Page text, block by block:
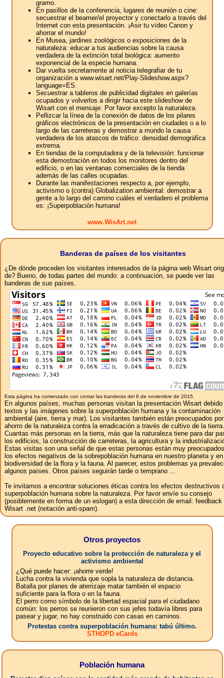
gramo.
En pasillos de la conferencia, lugares de reunión o cine:
secuestrar el beamer/el proyector y conectarlo a través del
Internet con esta presentación. ¡Asir tu vídeo Canon y
ahorrar el mundo!
En Musea, jardines zoológicos o exposiciones de la
naturaleza: educar a tus audiencias sobre la causa
verdadera de la extinción total biológica: aumento
exponencial de la especie humana.
Dar vuelta secretamente al noticia telegrafiar de tu
organización a www.wisart.net/Play-Slideshow.aspx?
language=ES.
Secuestrar a tableros de publicidad digitales en galerías
ocupados y volverlos a dirigir hacia este slideshow de
Wisart con el mensaje: Por favor excepto la naturaleza.
Pellizcar la línea de la conexión de datos de los pilares
gráficos electrónicos de la presentación en ciudades o a lo
largo de las carreteras y demostrar a mundo la causa
verdadera de los atascos de tráfico: densidad demográfica
extrema.
En tiendas de la computadora y de la televisión: funcionar
esta demostración en todos los monitores dentro del
edificio, o en las ventanas comerciales de la tienda
además de las calles ocupadas.
Durante las manifestaciones respecto a, por ejemplo,
activismo o (contra) Globalization ambiental: demostrar a
gente a lo largo del camino cuáles el verdadero el problema
es: ¡Superpoblación humana!
www.WisArt.net
Banderas de países de los visitantes
¿De dónde proceden los visitantes interesados ​​de la página web Wisart
de? Bueno, de todas partes del mundo: a continuación, se puede ver las
banderas de sus países.
Esta página ha comenzado con contar las banderas del 6 de noviembre de 2015.
En algunos países, muchas personas visitan la presentación Wisart
textos y las imágenes sobre la superpoblación humana y la contaminación
ambiental (aire, tierra y mar). Los visitantes también están preocupados
ahorro de la naturaleza contra la erradicación a través de cultivo de la tierra.
Cuantas más personas en la tierra, más que la naturaleza tiene para dar
los edificios, la construcción de carreteras, la agricultura y la
Estas visitas son una señal de que estas personas están muy
los efectos negativos de la sobrepoblación humana en nuestro planeta y
biodiversidad de la flora y la fauna. Al parecer, estos problemas ya
algunos países. Otros países seguirán tarde o temprano ...
Te invitamos a encontrar soluciones éticas contra los efectos destructivos
superpoblación humana sobre la naturaleza. Por favor envíe su consejo
(posiblemente en forma de un eslogan) a esta dirección de email: feedback
Wisart .net (notación anti-spam).
Otros proyectos
Proyecto educativo sobre la protección de naturaleza y el
activismo ambiental
¿Qué puede hacer: ¡ahorre verde!
Lucha contra la vivienda que sopla la naturaleza de distancia.
Batalla por planes de aterrizaje matar también el espacio
suficiente para la flora o en la fauna.
El perro como símbolo de la libertad espacial para el ciudadano
común: los perros se reunieron con sus jefes todavía libres para
pasear y jugar, no hay construido con casas en caminos.
Protestas contra superpoblación humana: tabú último.
STHOPD eCards
Población humana